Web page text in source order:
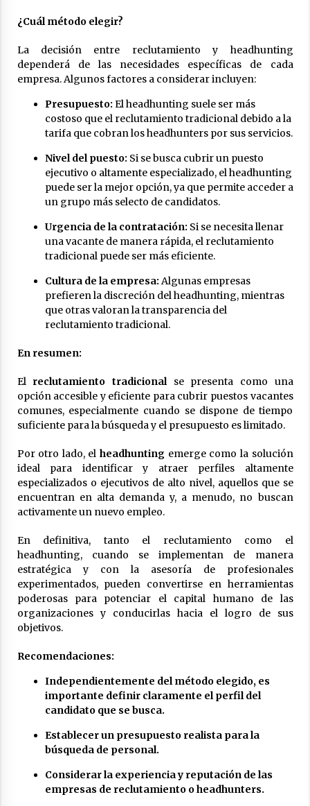
¿Cuál método elegir?
La decisión entre reclutamiento y headhunting
dependerá de las necesidades específicas de cada
empresa. Algunos factores a considerar incluyen:
Presupuesto: El headhunting suele ser más
costoso que el reclutamiento tradicional debido a la
tarifa que cobran los headhunters por sus servicios.
Nivel del puesto: Si se busca cubrir un puesto
ejecutivo o altamente especializado, el headhunting
puede ser la mejor opción, ya que permite acceder a
un grupo más selecto de candidatos.
Urgencia de la contratación: Si se necesita llenar
una vacante de manera rápida, el reclutamiento
tradicional puede ser más eficiente.
Cultura de la empresa: Algunas empresas
prefieren la discreción del headhunting, mientras
que otras valoran la transparencia del
reclutamiento tradicional.
En resumen:
El reclutamiento tradicionalse presenta como una
opción accesible y eficiente para cubrir puestos vacantes
comunes, especialmente cuando se dispone de tiempo
suficiente para la búsqueda y el presupuesto es limitado.
Por otro lado, el headhunting emerge como la solución
ideal para identificar y atraer perfiles altamente
especializados o ejecutivos de alto nivel, aquellos que se
encuentran en alta demanda y, a menudo, no buscan
activamente un nuevo empleo.
En definitiva, tanto el reclutamiento como el
headhunting, cuando se implementan de manera
estratégica y con la asesoría de profesionales
experimentados, pueden convertirse en herramientas
poderosas para potenciar el capital humano de las
organizaciones y conducirlas hacia el logro de sus
objetivos.
Recomendaciones:
Independientemente del método elegido, es
importante definir claramente el perfil del
candidato que se busca.
Establecer un presupuesto realista para la
búsqueda de personal.
Considerar la experiencia y reputación de las
empresas de reclutamiento o headhunters.